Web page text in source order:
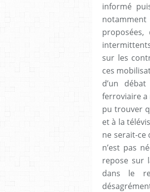
informé
sur les
ces
d’un
ferroviaire a
pu trouver
et à la
ne serait-ce
n’est pas
repose sur
dans le